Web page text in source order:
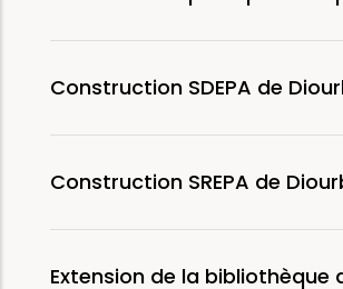
Construction SDEPA de
Construction SREPA de
Extension de la bibliothèque